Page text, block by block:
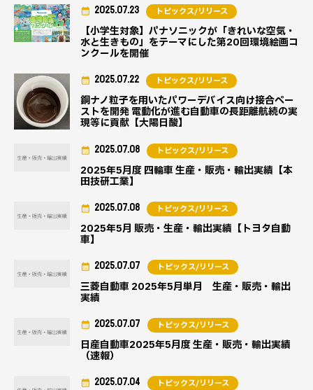
【小学生対象】パナソニックが「きれいな空気・
水と生きもの」をテーマにした第20回環境絵画コ
ンクールを開催
2025.07.23 トピックス/リリース
銅ナノ粒子を用いたパワーデバイス向け接合ペー
ストを開発 電動化が進む自動車の長距離航続の実
現等に貢献【大陽日酸】
2025.07.22 トピックス/リリース
2025年5月度 四輪車 生産・販売・輸出実績【本
田技研工業】
2025.07.08 トピックス/リリース
2025年5月 販売・生産・輸出実績【トヨタ自動
車】
2025.07.08 トピックス/リリース
三菱自動車 2025年5月単月 生産・販売・輸出
実績
2025.07.07 トピックス/リリース
日産自動車2025年5月度 生産・販売・輸出実績
（速報）
2025.07.07 トピックス/リリース
2025.07.04 トピックス/リリース